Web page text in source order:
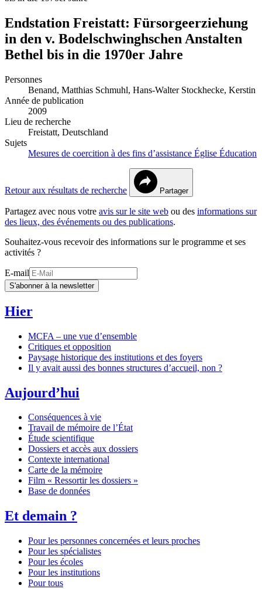
Endstation Freistatt: Fürsorgeerziehung
in den v. Bodelschwinghschen Anstalten
Bethel bis in die 1970er Jahre
Personnes
Benand, Matthias Schmuhl, Hans-Walter Stockhecke, Kerstin
Année de publication
2009
Lieu de recherche
Freistatt, Deutschland
Sujets
Mesures de coercition à des fins d’assistance Église Éducation
Retour aux résultats de recherche Partager
Partagez avec nous votre avis sur le site web ou des informations sur
des lieux, des événements ou des publications.
Souhaitez-vous recevoir des informations sur le programme et ses
activités ?
E-mail
S'abonner à la newsletter
Hier
MCFA – une vue d’ensemble
Critiques et opposition
Paysage historique des institutions et des foyers
Il y avait aussi des bonnes structures d’accueil, non ?
Aujourd’hui
Conséquences à vie
Travail de mémoire de l’État
Étude scientifique
Dossiers et accès aux dossiers
Contexte international
Carte de la mémoire
Film « Ressortir les dossiers »
Base de données
Et demain ?
Pour les personnes concernées et leurs proches
Pour les spécialistes
Pour les écoles
Pour les institutions
Pour tous